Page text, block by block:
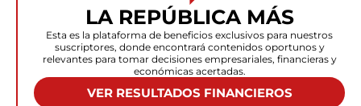
LA REPÚBLICA MÁS
Esta es la plataforma de beneficios exclusivos para nuestros
suscriptores, donde encontrará contenidos oportunos y
relevantes para tomar decisiones empresariales, financieras y
económicas acertadas.
VER RESULTADOS FINANCIEROS